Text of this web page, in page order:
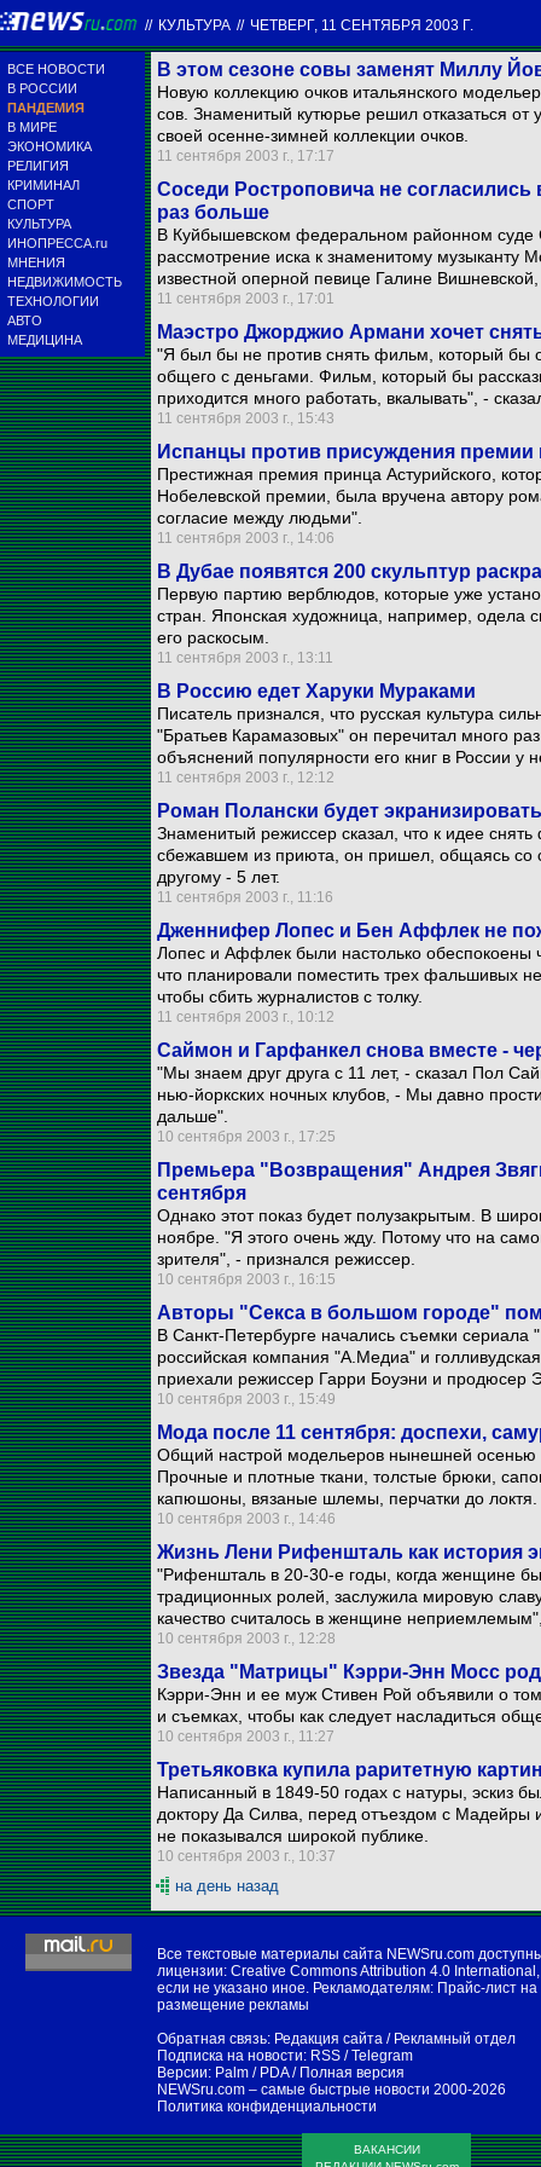
// КУЛЬТУРА // ЧЕТВЕРГ, 11 СЕНТЯБРЯ 2003 Г.
ВСЕ НОВОСТИ
В РОССИИ
ПАНДЕМИЯ
В МИРЕ
ЭКОНОМИКА
РЕЛИГИЯ
КРИМИНАЛ
СПОРТ
КУЛЬТУРА
ИНОПРЕССА.ru
МНЕНИЯ
НЕДВИЖИМОСТЬ
ТЕХНОЛОГИИ
АВТО
МЕДИЦИНА
В этом сезоне совы заменят Миллу
Новую коллекцию очков итальянского
сов. Знаменитый кутюрье решил отказаться от
своей осенне-зимней коллекции очков.
11 сентября 2003 г., 17:17
Соседи Ростроповича не согласились
раз больше
В Куйбышевском федеральном районном суде
рассмотрение иска к знаменитому музыканту
известной оперной певице Галине
11 сентября 2003 г., 17:01
Маэстро Джорджио Армани хочет
"Я был бы не против снять фильм, который бы
общего с деньгами. Фильм, который бы
приходится много работать, вкалывать", -
11 сентября 2003 г., 15:43
Испанцы против присуждения премии
Престижная премия принца Астурийского,
Нобелевской премии, была вручена автору
согласие между людьми".
11 сентября 2003 г., 14:06
В Дубае появятся 200 скульптур
Первую партию верблюдов, которые уже
стран. Японская художница, например, одела
его раскосым.
11 сентября 2003 г., 13:11
В Россию едет Харуки Мураками
Писатель признался, что русская культура
"Братьев Карамазовых" он перечитал много
объяснений популярности его книг в России у
11 сентября 2003 г., 12:12
Роман Полански будет
Знаменитый режиссер сказал, что к идее
сбежавшем из приюта, он пришел, общаясь со
другому - 5 лет.
11 сентября 2003 г., 11:16
Дженнифер Лопес и Бен Аффлек не
Лопес и Аффлек были настолько
что планировали поместить трех фальшивых
чтобы сбить журналистов с толку.
11 сентября 2003 г., 10:12
Саймон и Гарфанкел снова вместе -
"Мы знаем друг друга с 11 лет, - сказал Пол
нью-йоркских ночных клубов, - Мы давно
дальше".
10 сентября 2003 г., 17:25
Премьера "Возвращения" Андрея
сентября
Однако этот показ будет полузакрытым. В
ноябре. "Я этого очень жду. Потому что на
зрителя", - признался режиссер.
10 сентября 2003 г., 16:15
Авторы "Секса в большом городе"
В Санкт-Петербурге начались съемки
российская компания "А.Медиа" и
приехали режиссер Гарри Боуэни и продюсер
10 сентября 2003 г., 15:49
Мода после 11 сентября: доспехи,
Общий настрой модельеров нынешней осенью
Прочные и плотные ткани, толстые брюки,
капюшоны, вязаные шлемы, перчатки до локтя.
10 сентября 2003 г., 14:46
Жизнь Лени Рифеншталь как история
"Рифеншталь в 20-30-е годы, когда женщине
традиционных ролей, заслужила мировую
качество считалось в женщине
10 сентября 2003 г., 12:28
Звезда "Матрицы" Кэрри-Энн Мосс
Кэрри-Энн и ее муж Стивен Рой объявили о
и съемках, чтобы как следует насладиться
10 сентября 2003 г., 11:27
Третьяковка купила раритетную
Написанный в 1849-50 годах с натуры, эскиз
доктору Да Силва, перед отъездом с Мадейры
не показывался широкой публике.
10 сентября 2003 г., 10:37
на день назад
Все текстовые материалы сайта NEWSru.com
лицензии: Creative Commons Attribution 4.0 International ,
если не указано иное. Рекламодателям: Прайс-лист на
размещение рекламы
Обратная связь: Редакция сайта / Рекламный отдел
Подписка на новости: RSS /Telegram
Версии: Palm / PDA/ Полная версия
NEWSru.com – самые быстрые новости 2000-2026
Политика конфиденциальности
ВАКАНСИИ